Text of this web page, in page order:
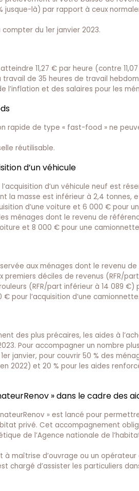
jusque-là) par rapport à ceux
du 1er janvier 2023.
11,27 € par heure (contre
de 35 heures de travail
l’inflation et des salaires pour les
rapide de type « fast-food » ne
réutilisable.
d’un véhicule
d’un véhicule neuf est
la masse est inférieur à 2,4 tonnes,
d’une voiture et 6 000 € pour
ménages dont le revenu de
et 8 000 € pour une
aux ménages dont le revenu
déciles de revenus (RFR/
(RFR/part inférieur à 14 089
€ pour l’acquisition d’une camionnette.
des plus précaires, les aides à
Pour accompagner un nombre
janvier, pour couvrir 50 % des
2022) et 20 % pour les aides
» dans le cadre des
» est lancé pour
privé. Cet accompagnement
de l’Agence nationale de
maîtrise d’ouvrage ou un
chargé d’assister les particuliers